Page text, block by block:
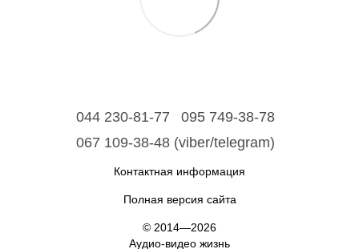
044 230-81-77
095 749-38-78
067 109-38-48 (viber/telegram)
Контактная информация
Полная версия сайта
© 2014—2026
Аудио-видео жизнь